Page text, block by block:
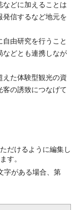
などに加えることは
発信するなど地元を
由研究を行うこと
などとも連携しなが
た体験型観光の資
の誘致につなげて
だけるように編集し
す。
字がある場合、第